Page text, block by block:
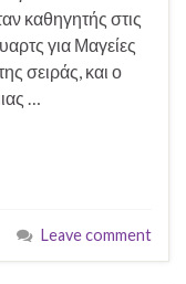
καθηγητής στις
για Μαγείες
σειράς, και ο
…
Leave comment